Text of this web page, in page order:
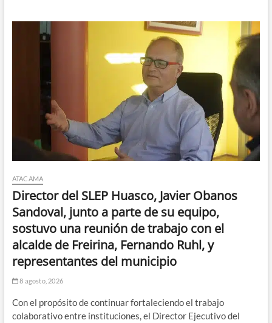
ATACAMA
Director del SLEP Huasco, Javier Obanos
Sandoval, junto a parte de su equipo,
sostuvo una reunión de trabajo con el
alcalde de Freirina, Fernando Ruhl, y
representantes del municipio
8 agosto, 2026
Con el propósito de continuar fortaleciendo el trabajo
colaborativo entre instituciones, el Director Ejecutivo del